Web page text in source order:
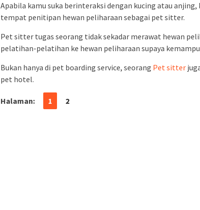
Apabila kamu suka berinteraksi dengan kucing atau anjing,
tempat penitipan hewan peliharaan sebagai pet sitter.
Pet sitter tugas seorang tidak sekadar merawat hewan
pelatihan-pelatihan ke hewan peliharaan supaya
Bukan hanya di pet boarding service, seorang Pet sitter
pet hotel.
Halaman: 1 2